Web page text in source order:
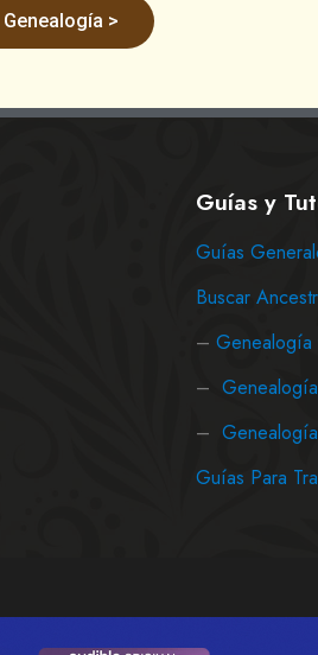
>
Guías y
Guías
Buscar
– Genealogía
–
–
Guías Para